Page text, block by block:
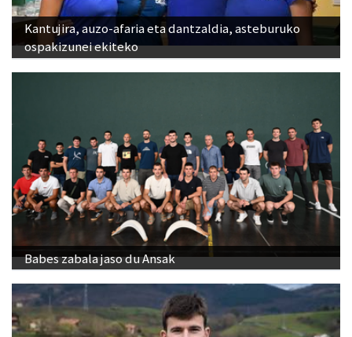
Kantujira, auzo-afaria eta dantzaldia, asteburuko
ospakizunei ekiteko
Babes zabala jaso du Ansak